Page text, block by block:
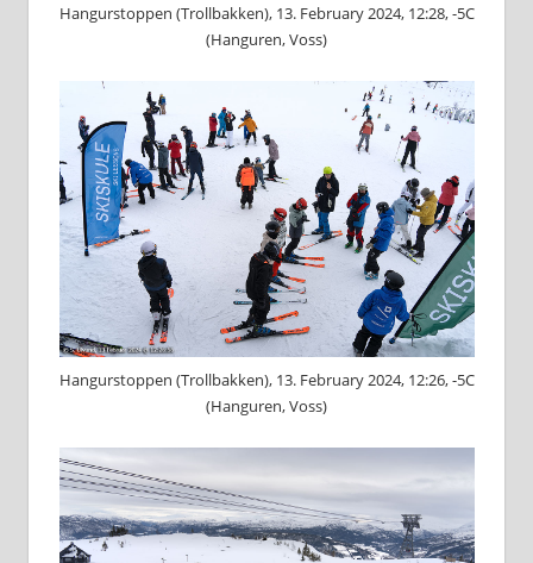
Hangurstoppen (Trollbakken), 13. February 2024, 12:28, -5C
(Hanguren, Voss)
Hangurstoppen (Trollbakken), 13. February 2024, 12:26, -5C
(Hanguren, Voss)